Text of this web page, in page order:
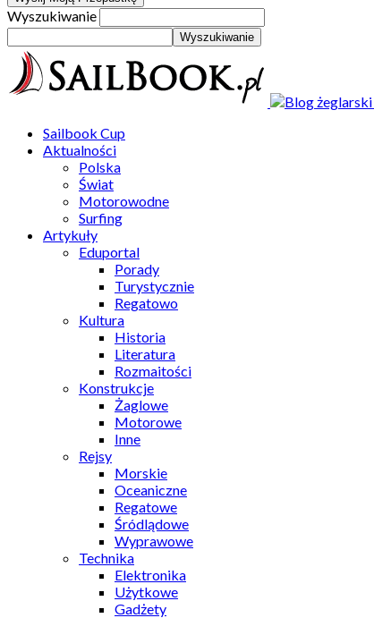
Wyszukiwanie
Sailbook Cup
Aktualności
Polska
Świat
Motorowodne
Surfing
Artykuły
Eduportal
Porady
Turystycznie
Regatowo
Kultura
Historia
Literatura
Rozmaitości
Konstrukcje
Żaglowe
Motorowe
Inne
Rejsy
Morskie
Oceaniczne
Regatowe
Śródlądowe
Wyprawowe
Technika
Elektronika
Użytkowe
Gadżety